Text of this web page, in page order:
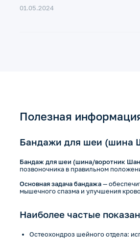
01.05.2024
Полезная
Бандажи для шеи (шина
Бандаж для шеи (шина/воротник
позвоночника в правильном
Основная задача бандажа—
мышечного спазма и улучшения
Наиболее частые
Остеохондроз шейного отдела: